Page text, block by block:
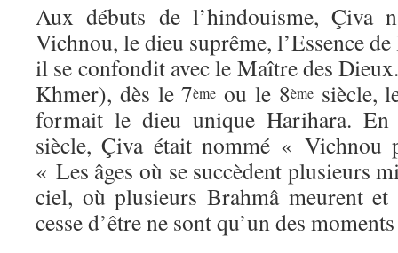
Aux débuts de l’hindouisme, Çiva
Vichnou, le dieu suprême, l’Essence
il se confondit avec le Maître des
Khmer), dès le 7ème ou le 8èmesiècle,
formait le dieu unique Harihara.
siècle, Çiva était nommé «
« Les âges où se succèdent plusieurs
ciel, où plusieurs Brahmâ meurent
cesse d’être ne sont qu’un des